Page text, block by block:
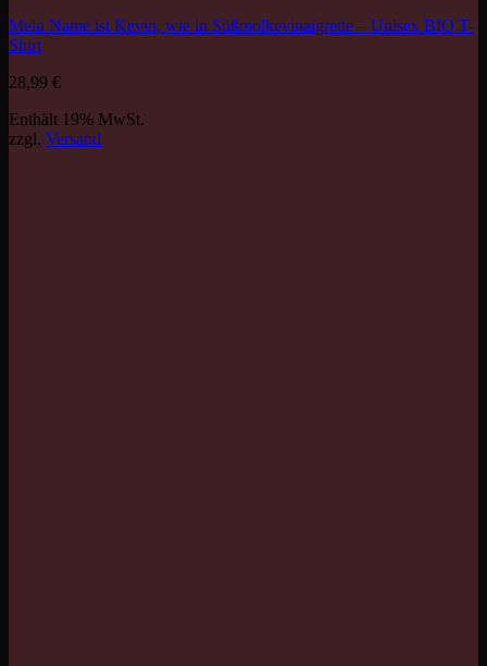
Mein Name ist Kevin, wie in Süßmolkevinaigrette – Unisex BIO T-
Shirt
28,99 €
Enthält 19% MwSt.
zzgl. Versand